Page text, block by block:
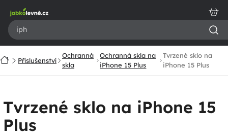
obsah
DomůPříslušenství
Ochranná
skla
Ochranná skla na
iPhone 15 Plus
Tvrzené sklo na
iPhone 15 Plus
Tvrzené sklo na iPhone 15
Plus